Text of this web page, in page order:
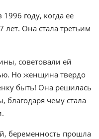
году, когда ее
Она стала третьим
советовали ей
Но женщина твердо
быть! Она решилась
благодаря чему стала
беременность прошла